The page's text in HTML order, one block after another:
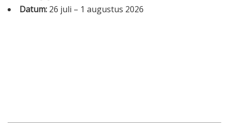
Informatie
Datum: 26 juli – 1 augustus 2026